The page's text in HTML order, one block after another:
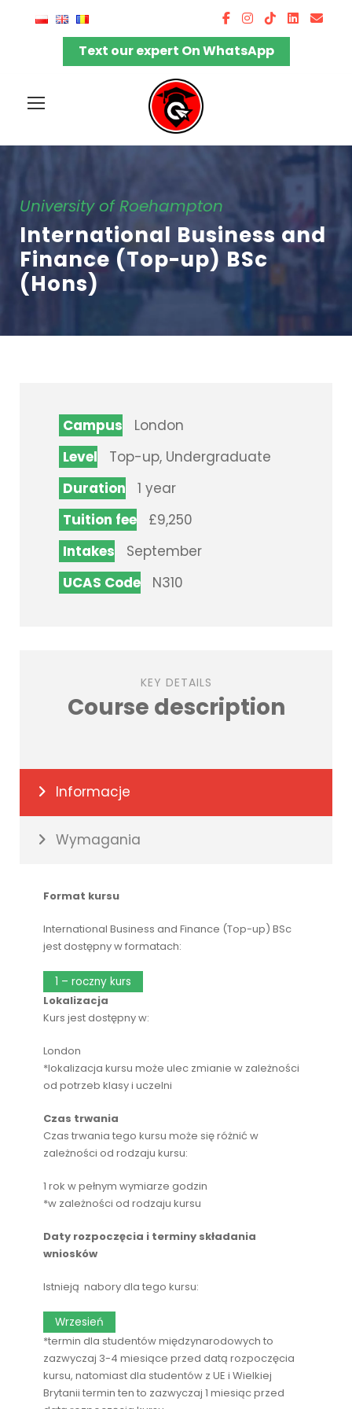
Text our expert On WhatsApp
University of Roehampton
International Business and
Finance (Top-up) BSc
(Hons)
Campus
London
Level
Top-up, Undergraduate
Duration
1 year
Tuition fee
£9,250
Intakes
September
UCAS Code
N310
KEY DETAILS
Course description
Informacje
Wymagania
Format kursu
International Business and Finance (Top-up) BSc
jest dostępny w formatach:
1 – roczny kurs
Lokalizacja
Kurs jest dostępny w:
London
*lokalizacja kursu może ulec zmianie w zależności
od potrzeb klasy i uczelni
Czas trwania
Czas trwania tego kursu może się różnić w
zależności od rodzaju kursu:
1 rok w pełnym wymiarze godzin
*w zależności od rodzaju kursu
Daty rozpoczęcia i terminy składania
wniosków
Istnieją nabory dla tego kursu:
Wrzesień
*termin dla studentów międzynarodowych to
zazwyczaj 3-4 miesiące przed datą rozpoczęcia
kursu, natomiast dla studentów z UE i Wielkiej
Brytanii termin ten to zazwyczaj 1 miesiąc przed